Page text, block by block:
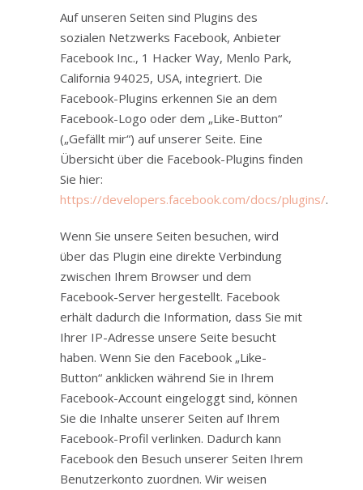
Auf unseren Seiten sind Plugins des
sozialen Netzwerks Facebook, Anbieter
Facebook Inc., 1 Hacker Way, Menlo Park,
California 94025, USA, integriert. Die
Facebook-Plugins erkennen Sie an dem
Facebook-Logo oder dem „Like-Button“
(„Gefällt mir“) auf unserer Seite. Eine
Übersicht über die Facebook-Plugins finden
Sie hier:
https://developers.facebook.com/docs/plugins/.
Wenn Sie unsere Seiten besuchen, wird
über das Plugin eine direkte Verbindung
zwischen Ihrem Browser und dem
Facebook-Server hergestellt. Facebook
erhält dadurch die Information, dass Sie mit
Ihrer IP-Adresse unsere Seite besucht
haben. Wenn Sie den Facebook „Like-
Button“ anklicken während Sie in Ihrem
Facebook-Account eingeloggt sind, können
Sie die Inhalte unserer Seiten auf Ihrem
Facebook-Profil verlinken. Dadurch kann
Facebook den Besuch unserer Seiten Ihrem
Benutzerkonto zuordnen. Wir weisen